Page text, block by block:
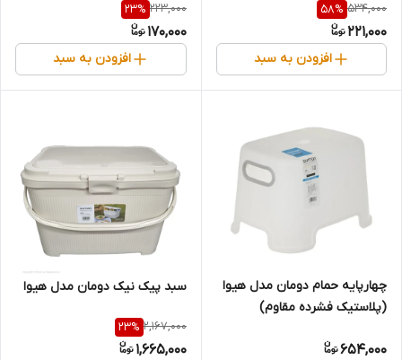
534,000
58%
221,000
افزودن به سبد
223,000
23%
170,000
افزودن به سبد
چهارپایه حمام دومان مدل هیوا
(پلاستیک فشرده مقاوم)
654,000
سبد پیک نیک دومان مدل هیوا
2,167,000
23%
1,665,000